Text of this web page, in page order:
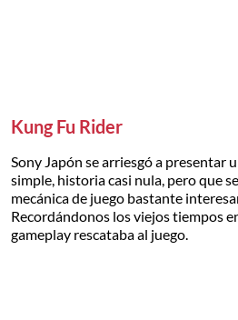
Kung Fu Rider
Sony Japón se arriesgó a presentar
simple, historia casi nula, pero que
mecánica de juego bastante
Recordándonos los viejos tiempos
gameplay rescataba al juego.